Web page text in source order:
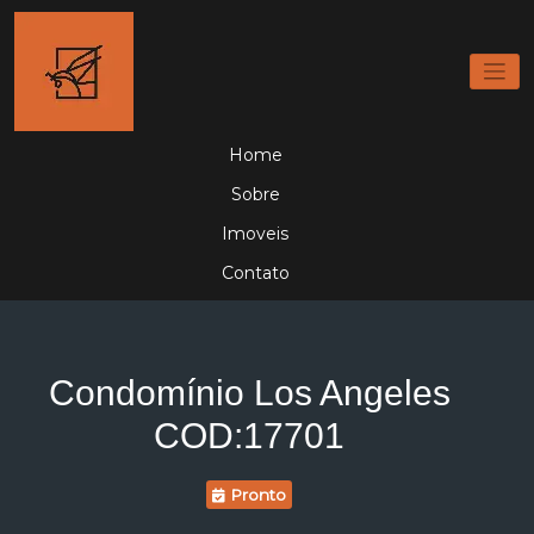
Home
Sobre
Imoveis
Contato
Condomínio Los Angeles
COD:17701
Pronto